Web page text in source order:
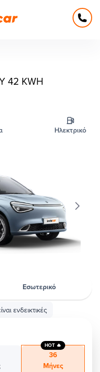
42 KWH
Ηλεκτρικό
Εσωτερικό
ενδεικτικές
36
Μήνες
HOT 🔥